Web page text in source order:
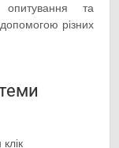
та
різних